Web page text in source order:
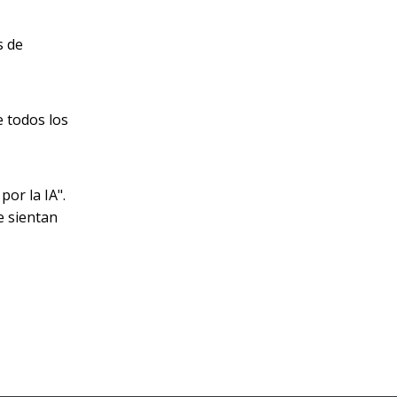
de
todos los
la IA".
sientan